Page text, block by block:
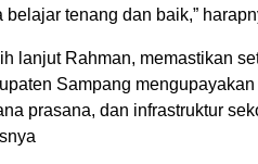
belajar tenang dan baik,”
lanjut Rahman, memastikan
Sampang
prasana, dan infrastruktur